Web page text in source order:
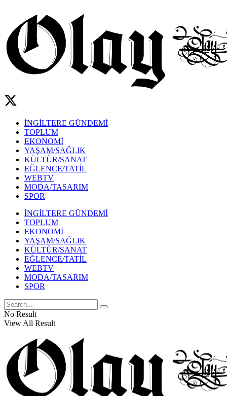
İNGİLTERE GÜNDEMİ
TOPLUM
EKONOMİ
YAŞAM/SAĞLIK
KÜLTÜR/SANAT
EĞLENCE/TATİL
WEBTV
MODA/TASARIM
SPOR
İNGİLTERE GÜNDEMİ
TOPLUM
EKONOMİ
YAŞAM/SAĞLIK
KÜLTÜR/SANAT
EĞLENCE/TATİL
WEBTV
MODA/TASARIM
SPOR
No Result
View All Result